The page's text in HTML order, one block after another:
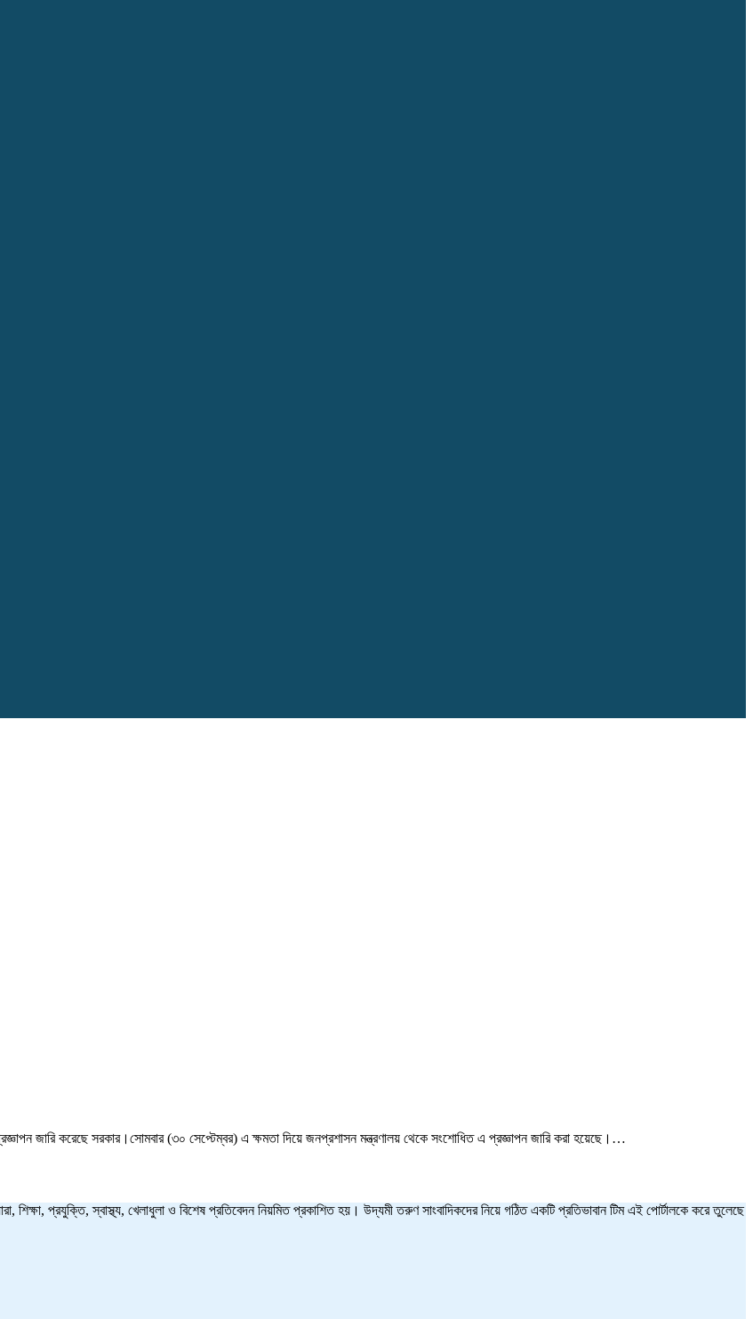
প্রজ্ঞাপন জারি করেছে সরকার।সোমবার (৩০ সেপ্টেম্বর) এ ক্ষমতা দিয়ে জনপ্রশাসন মন্ত্রণালয় থেকে সংশোধিত এ প্রজ্ঞাপন জারি করা হয়েছে।…
শিক্ষা, প্রযুক্তি, স্বাস্থ্য, খেলাধুলা ও বিশেষ প্রতিবেদন নিয়মিত প্রকাশিত হয়। উদ্যমী তরুণ সাংবাদিকদের নিয়ে গঠিত একটি প্রতিভাবান টিম এই পোর্টালকে করে তুলেছে